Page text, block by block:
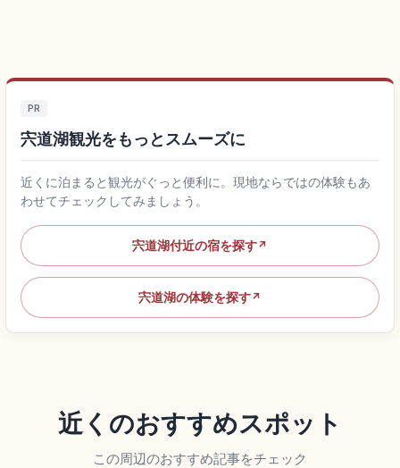
PR
宍道湖観光をもっとスムーズに
近くに泊まると観光がぐっと便利に。現地ならではの体験もあ
わせてチェックしてみましょう。
宍道湖付近の宿を探す↗
宍道湖の体験を探す↗
近くのおすすめスポット
この周辺のおすすめ記事をチェック